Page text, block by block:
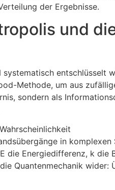
der Ergebnisse.
und
systematisch entschlüsselt
Methode, um aus
sondern als
in komplexen
die Energiedifferenz, k
Quantenmechanik